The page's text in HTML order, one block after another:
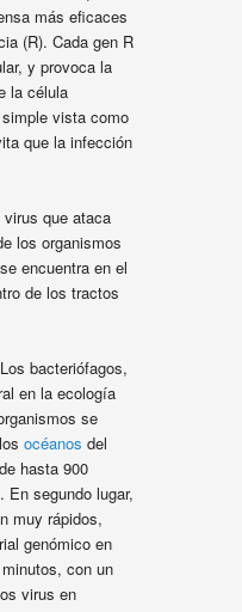
más eficaces
(R). Cada gen R
y provoca la
la célula
vista como
que la infección
que ataca
los organismos
encuentra en el
de los tractos
bacteriófagos,
en la ecología
se
océanos del
hasta 900
En segundo lugar,
muy rápidos,
genómico en
con un
virus en